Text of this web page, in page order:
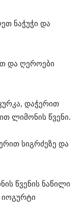
ნაჭუჭი და
და ღეროები
დაჭერით
ლიმონის წვენი.
სიგრძეზე და
წვენის ნაწილი
იოგურტი